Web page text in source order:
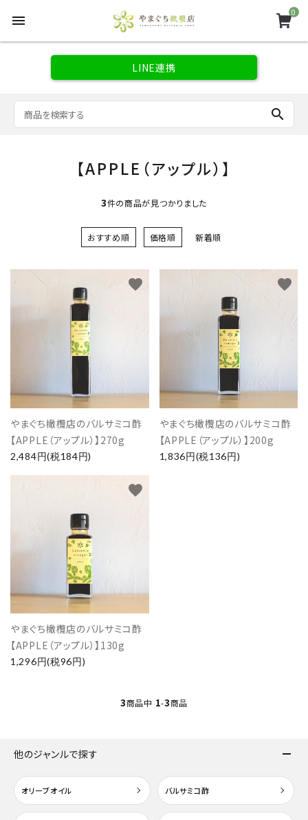
menu
0
LINE連携
search
【APPLE（アップル）】
3件の商品が見つかりました
おすすめ順 価格順 新着順
やまぐち橄欖店のバルサミコ酢
【APPLE（アップル）】270g
2,484円(税184円)
favorite
やまぐち橄欖店のバルサミコ酢
【APPLE（アップル）】200g
1,836円(税136円)
favorite
やまぐち橄欖店のバルサミコ酢
【APPLE（アップル）】130g
1,296円(税96円)
favorite
3商品中 1-3商品
他のジャンルで探す
オリーブオイル バルサミコ酢
キーワード
カテゴリー